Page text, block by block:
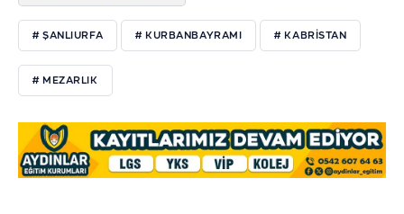
# ŞANLIURFA # KURBANBAYRAMI # KABRISTAN
# MEZARLIK